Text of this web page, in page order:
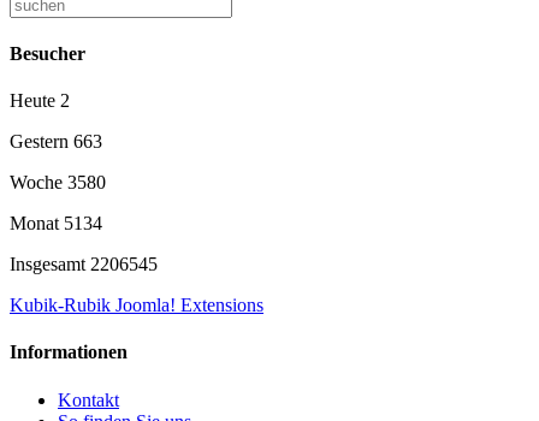
Besucher
Heute 2
Gestern 663
Woche 3580
Monat 5134
Insgesamt 2206545
Kubik-Rubik Joomla! Extensions
Informationen
Kontakt